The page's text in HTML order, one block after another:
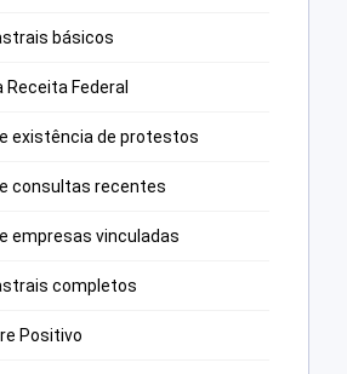
básicos
Receita Federal
existência de protestos
consultas recentes
empresas vinculadas
completos
Positivo